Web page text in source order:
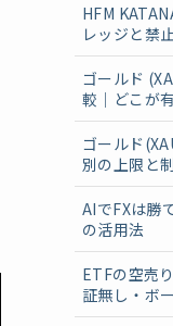
HFM
レッジと禁
ゴールド
較｜どこが
ゴールド
別の上限と
AIでFXは勝
の活用法
ETFの空売
証無し・ボ